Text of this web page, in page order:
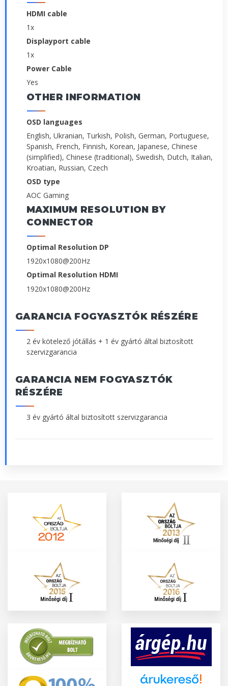
HDMI cable
1x
Displayport cable
1x
Power Cable
Yes
OTHER INFORMATION
OSD languages
English, Ukranian, Turkish, Polish, German, Portuguese,
Spanish, French, Finnish, Korean, Japanese, Chinese
(simplified), Chinese (traditional), Swedish, Dutch, Italian,
Kroatian, Russian, Czech
OSD type
AOC Gaming
MAXIMUM RESOLUTION BY
CONNECTOR
Optimal Resolution DP
1920x1080@200Hz
Optimal Resolution HDMI
1920x1080@200Hz
GARANCIA FOGYASZTÓK RÉSZÉRE
2 év kötelező jótállás + 1 év gyártó által biztosított
szervizgarancia
GARANCIA NEM FOGYASZTÓK
RÉSZÉRE
3 év gyártó által biztosított szervizgarancia